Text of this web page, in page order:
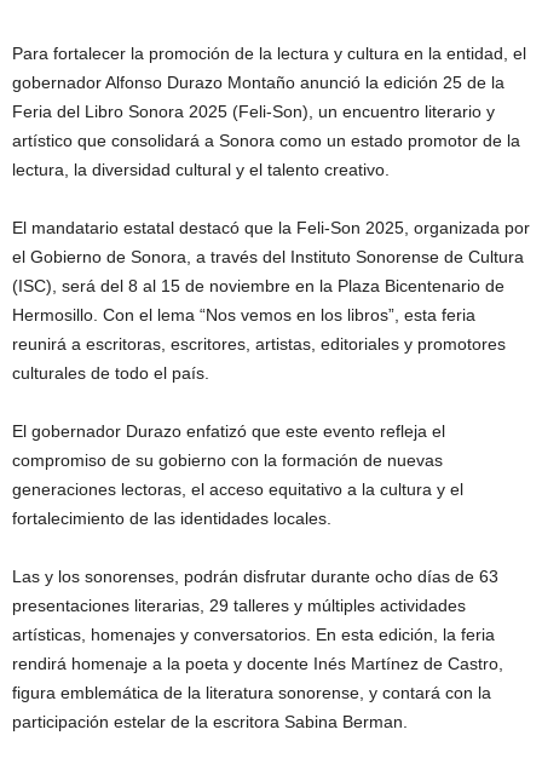
Para fortalecer la promoción de la lectura y cultura en la entidad, el
gobernador Alfonso Durazo Montaño anunció la edición 25 de la
Feria del Libro Sonora 2025 (Feli-Son), un encuentro literario y
artístico que consolidará a Sonora como un estado promotor de la
lectura, la diversidad cultural y el talento creativo.
El mandatario estatal destacó que la Feli-Son 2025, organizada por
el Gobierno de Sonora, a través del Instituto Sonorense de Cultura
(ISC), será del 8 al 15 de noviembre en la Plaza Bicentenario de
Hermosillo. Con el lema “Nos vemos en los libros”, esta feria
reunirá a escritoras, escritores, artistas, editoriales y promotores
culturales de todo el país.
El gobernador Durazo enfatizó que este evento refleja el
compromiso de su gobierno con la formación de nuevas
generaciones lectoras, el acceso equitativo a la cultura y el
fortalecimiento de las identidades locales.
Las y los sonorenses, podrán disfrutar durante ocho días de 63
presentaciones literarias, 29 talleres y múltiples actividades
artísticas, homenajes y conversatorios. En esta edición, la feria
rendirá homenaje a la poeta y docente Inés Martínez de Castro,
figura emblemática de la literatura sonorense, y contará con la
participación estelar de la escritora Sabina Berman.